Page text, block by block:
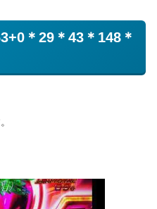
＊29＊43＊148＊